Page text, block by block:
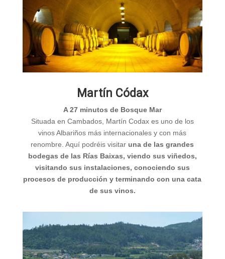
Martín Códax
A 27 minutos de Bosque Mar
Situada en Cambados, Martín Codax es uno de los
vinos Albariños más internacionales y con más
renombre. Aquí podréis visitar una de las grandes
bodegas de las Rías Baixas, viendo sus viñedos,
visitando sus instalaciones, conociendo sus
procesos de producción y terminando con una cata
de sus vinos.